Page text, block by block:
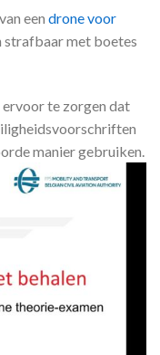
een drone voor
strafbaar met boetes
te zorgen dat
manier gebruiken.